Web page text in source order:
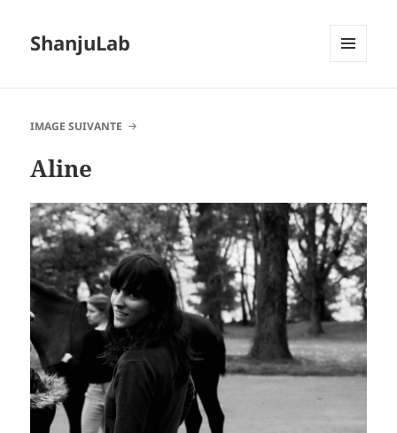
ShanjuLab
IMAGE SUIVANTE
Aline